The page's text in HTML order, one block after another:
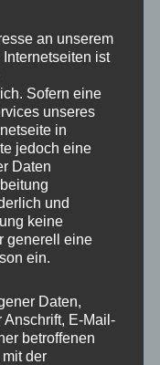
an unserem
ist
Sofern eine
unseres
in
jedoch eine
Daten
und
keine
generell eine
ein.
Daten,
E-Mail-
betroffenen
der